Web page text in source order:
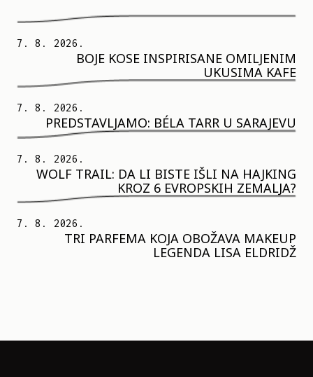
7. 8. 2026.
BOJE KOSE INSPIRISANE OMILJENIM
UKUSIMA KAFE
7. 8. 2026.
PREDSTAVLJAMO: BÉLA TARR U SARAJEVU
7. 8. 2026.
WOLF TRAIL: DA LI BISTE IŠLI NA HAJKING
KROZ 6 EVROPSKIH ZEMALJA?
7. 8. 2026.
TRI PARFEMA KOJA OBOŽAVA MAKEUP
LEGENDA LISA ELDRIDŽ